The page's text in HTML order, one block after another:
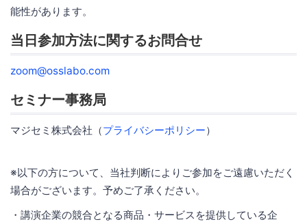
能性があります。
当日参加方法に関するお問合せ
zoom@osslabo.com
セミナー事務局
マジセミ株式会社（プライバシーポリシー）
※以下の方について、当社判断によりご参加をご遠慮いただく
場合がございます。予めご了承ください。
・講演企業の競合となる商品・サービスを提供している企